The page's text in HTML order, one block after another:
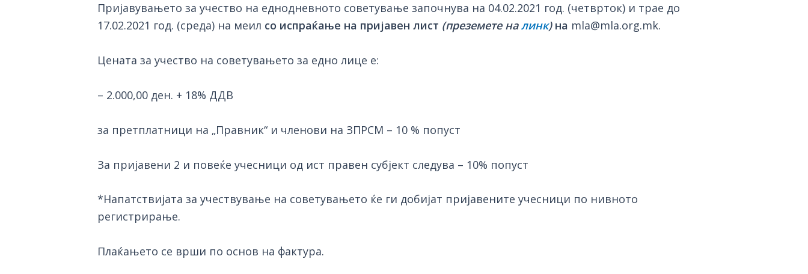
Пријавувањето за учество на еднодневното советување започнува на 04.02.2021 год. (четврток) и трае до
17.02.2021 год. (среда) на меил со испраќање на пријавен лист (преземете налинк)на mla@mla.org.mk.
Цената за учество на советувањето за едно лице е:
– 2.000,00 ден. + 18% ДДВ
за претплатници на „Правник“ и членови на ЗПРСМ – 10 % попуст
За пријавени 2 и повеќе учесници од ист правен субјект следува – 10% попуст
*Напатствијата за учествување на советувањето ќе ги добијат пријавените учесници по нивното
регистрирање.
Плаќањето се врши по основ на фактура.